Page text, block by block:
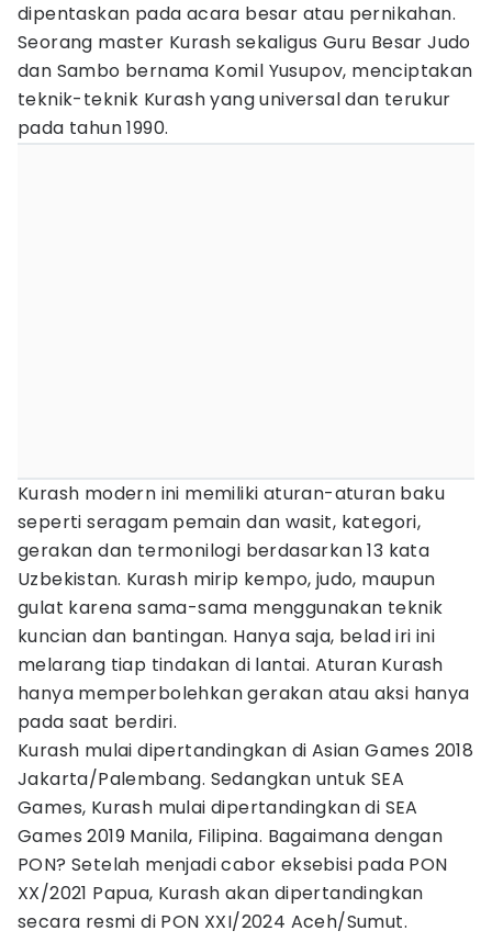
dipentaskan pada acara besar atau pernikahan.
Seorang master Kurash sekaligus Guru Besar Judo
dan Sambo bernama Komil Yusupov, menciptakan
teknik-teknik Kurash yang universal dan terukur
pada tahun 1990.
Kurash modern ini memiliki aturan-aturan baku
seperti seragam pemain dan wasit, kategori,
gerakan dan termonilogi berdasarkan 13 kata
Uzbekistan. Kurash mirip kempo, judo, maupun
gulat karena sama-sama menggunakan teknik
kuncian dan bantingan. Hanya saja, belad iri ini
melarang tiap tindakan di lantai. Aturan Kurash
hanya memperbolehkan gerakan atau aksi hanya
pada saat berdiri.
Kurash mulai dipertandingkan di Asian Games 2018
Jakarta/Palembang. Sedangkan untuk SEA
Games, Kurash mulai dipertandingkan di SEA
Games 2019 Manila, Filipina. Bagaimana dengan
PON? Setelah menjadi cabor eksebisi pada PON
XX/2021 Papua, Kurash akan dipertandingkan
secara resmi di PON XXI/2024 Aceh/Sumut.